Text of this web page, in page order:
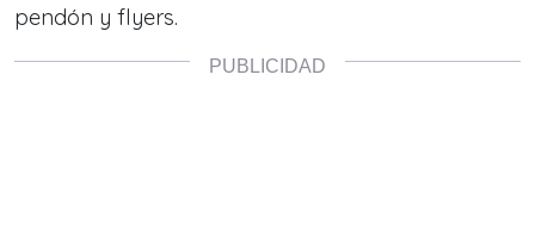
pendón y flyers.